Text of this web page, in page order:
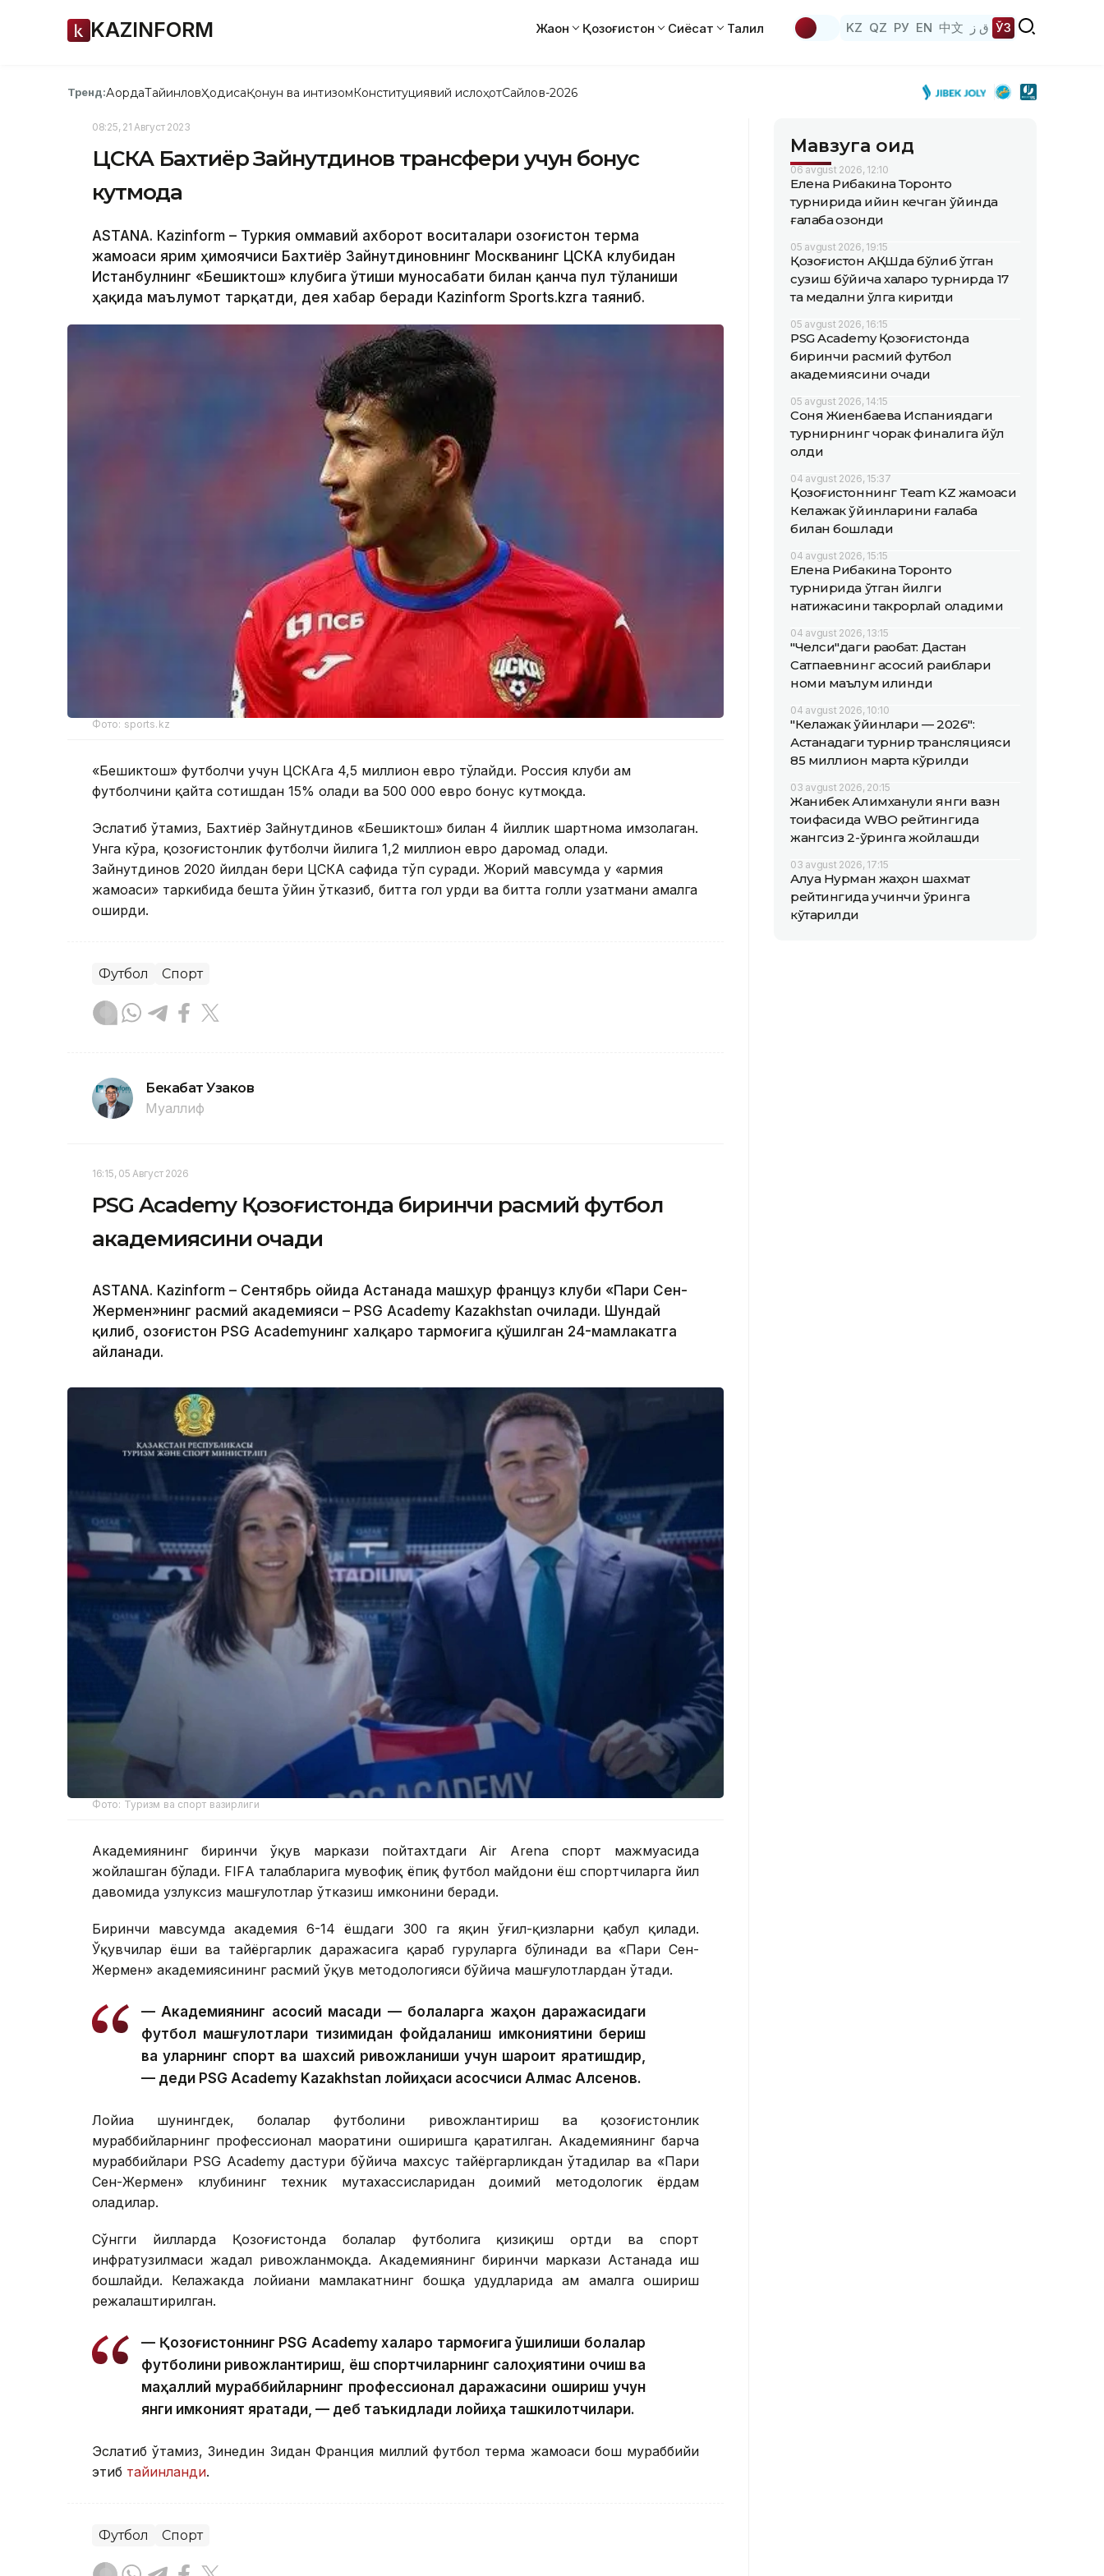
KAZINFORM Жаҳон Қозоғистон Сиёсат Таҳлил KZ QZ РУ EN 中文 ق ز ЎЗ
Тренд:АқордаТайинловҲодисаҚонун ва интизомКонституциявий ислоҳотСайлов-2026
08:25, 21 Август 2023
ЦСКА Бахтиёр Зайнутдинов трансфери учун бонус
кутмоқда
ASTANА. Каzinform – Туркия оммавий ахборот воситалари Қозоғистон терма
жамоаси ярим ҳимоячиси Бахтиёр Зайнутдиновнинг Москванинг ЦСКА клубидан
Истанбулнинг «Бешиктош» клубига ўтиши муносабати билан қанча пул тўланиши
ҳақида маълумот тарқатди, дея хабар беради Кazinform Sports.kzга таяниб.
Фото: sports.kz
«Бешиктош» футболчи учун ЦСКАга 4,5 миллион евро тўлайди. Россия клуби ҳам
футболчини қайта сотишдан 15% олади ва 500 000 евро бонус кутмоқда.
Эслатиб ўтамиз, Бахтиёр Зайнутдинов «Бешиктош» билан 4 йиллик шартнома имзолаган.
Унга кўра, қозоғистонлик футболчи йилига 1,2 миллион евро даромад олади.
Зайнутдинов 2020 йилдан бери ЦСКА сафида тўп суради. Жорий мавсумда у «армия
жамоаси» таркибида бешта ўйин ўтказиб, битта гол урди ва битта голли узатмани амалга
оширди.
Футбол Спорт
Бекабат Узаков
Муаллиф
16:15, 05 Август 2026
PSG Academy Қозоғистонда биринчи расмий футбол
академиясини очади
ASTANА. Кazinform – Сентябрь ойида Астанада машҳур француз клуби «Пари Сен-
Жермен»нинг расмий академияси – PSG Academy Kazakhstan очилади. Шундай
қилиб, Қозоғистон PSG Academyнинг халқаро тармоғига қўшилган 24-мамлакатга
айланади.
Фото: Туризм ва спорт вазирлиги
Академиянинг биринчи ўқув маркази пойтахтдаги Air Arena спорт мажмуасида
жойлашган бўлади. FIFА талабларига мувофиқ ёпиқ футбол майдони ёш спортчиларга йил
давомида узлуксиз машғулотлар ўтказиш имконини беради.
Биринчи мавсумда академия 6-14 ёшдаги 300 га яқин ўғил-қизларни қабул қилади.
Ўқувчилар ёши ва тайёргарлик даражасига қараб гуруҳларга бўлинади ва «Пари Сен-
Жермен» академиясининг расмий ўқув методологияси бўйича машғулотлардан ўтади.
— Академиянинг асосий мақсади — болаларга жаҳон даражасидаги
футбол машғулотлари тизимидан фойдаланиш имкониятини бериш
ва уларнинг спорт ва шахсий ривожланиши учун шароит яратишдир,
— деди PSG Academy Kazakhstan лойиҳаси асосчиси Алмас Алсенов.
Лойиҳа шунингдек, болалар футболини ривожлантириш ва қозоғистонлик
мураббийларнинг профессионал маҳоратини оширишга қаратилган. Академиянинг барча
мураббийлари PSG Academy дастури бўйича махсус тайёргарликдан ўтадилар ва «Пари
Сен-Жермен» клубининг техник мутахассисларидан доимий методологик ёрдам
оладилар.
Сўнгги йилларда Қозоғистонда болалар футболига қизиқиш ортди ва спорт
инфратузилмаси жадал ривожланмоқда. Академиянинг биринчи маркази Астанада иш
бошлайди. Келажакда лойиҳани мамлакатнинг бошқа ҳудудларида ҳам амалга ошириш
режалаштирилган.
— Қозоғистоннинг PSG Academy халқаро тармоғига қўшилиши болалар
футболини ривожлантириш, ёш спортчиларнинг салоҳиятини очиш ва
маҳаллий мураббийларнинг профессионал даражасини ошириш учун
янги имконият яратади, — деб таъкидлади лойиҳа ташкилотчилари.
Эслатиб ўтамиз, Зинедин Зидан Франция миллий футбол терма жамоаси бош мураббийи
этиб тайинланди.
Футбол Спорт
Мавзуга оид
06 avgust 2026, 12:10
Елена Рибакина Торонто
турнирида қийин кечган ўйинда
ғалаба қозонди
05 avgust 2026, 19:15
Қозоғистон АҚШда бўлиб ўтган
сузиш бўйича халқаро турнирда 17
та медални қўлга киритди
05 avgust 2026, 16:15
PSG Academy Қозоғистонда
биринчи расмий футбол
академиясини очади
05 avgust 2026, 14:15
Соня Жиенбаева Испаниядаги
турнирнинг чорак финалига йўл
олди
04 avgust 2026, 15:37
Қозоғистоннинг Team KZ жамоаси
Келажак ўйинларини ғалаба
билан бошлади
04 avgust 2026, 15:15
Елена Рибакина Торонто
турнирида ўтган йилги
натижасини такрорлай оладими
04 avgust 2026, 13:15
"Челси"даги рақобат: Дастан
Сатпаевнинг асосий рақиблари
номи маълум қилинди
04 avgust 2026, 10:10
"Келажак ўйинлари — 2026":
Астанадаги турнир трансляцияси
85 миллион марта кўрилди
03 avgust 2026, 20:15
Жанибек Алимханули янги вазн
тоифасида WBO рейтингида
жангсиз 2-ўринга жойлашди
03 avgust 2026, 17:15
Алуа Нурман жаҳон шахмат
рейтингида учинчи ўринга
кўтарилди